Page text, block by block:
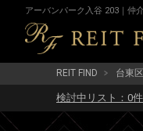
アーバンパーク入谷 203｜仲
REIT FIND 台東
検討中リスト： 0件